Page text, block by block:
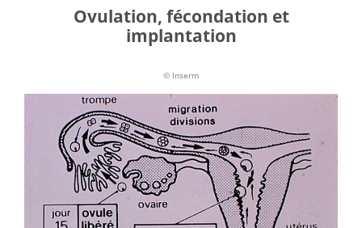
Ovulation, fécondation et
implantation
© Inserm